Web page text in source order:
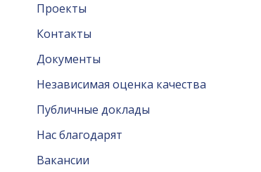
Проекты
Контакты
Документы
Независимая оценка качества
Публичные доклады
Нас благодарят
Вакансии